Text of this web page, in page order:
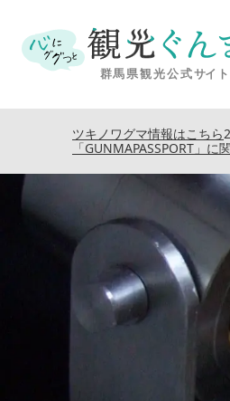
ツキノワグマ情報はこちら
「GUNMAPASSPORT」